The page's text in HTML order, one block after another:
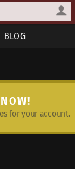
BLOG
for your account.